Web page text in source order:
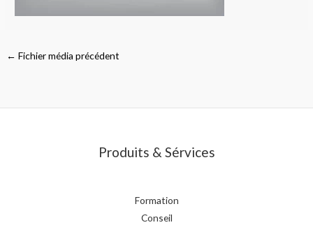
← Fichier média précédent
Produits & Sérvices
Formation
Conseil